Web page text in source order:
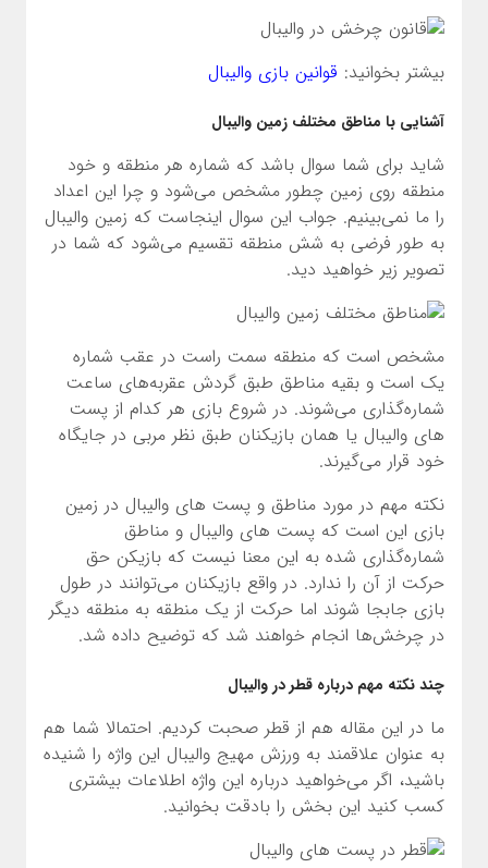
بیشتر بخوانید: قوانین بازی والیبال
آشنایی با مناطق مختلف زمین والیبال
شاید برای شما سوال باشد که شماره هر منطقه و خود
منطقه روی زمین چطور مشخص می‌شود و چرا این اعداد
را ما نمی‌بینیم. جواب این سوال اینجاست که زمین والیبال
به طور فرضی به شش منطقه تقسیم می‌شود که شما در
تصویر زیر خواهید دید.
مشخص است که منطقه سمت راست در عقب شماره
یک است و بقیه مناطق طبق گردش عقربه‌های ساعت
شماره‌گذاری می‌شوند. در شروع بازی هر کدام از پست
های والیبال یا همان بازیکنان طبق نظر مربی در جایگاه
خود قرار می‌گیرند.
نکته مهم در مورد مناطق و پست های والیبال در زمین
بازی این است که پست های والیبال و مناطق
شماره‌گذاری شده به این معنا نیست که بازیکن حق
حرکت از آن را ندارد. در واقع بازیکنان می‌توانند در طول
بازی جابجا شوند اما حرکت از یک منطقه به منطقه دیگر
در چرخش‌ها انجام خواهند شد که توضیح داده شد.
چند نکته مهم درباره قطر در والیبال
ما در این مقاله هم از قطر صحبت کردیم. احتمالا شما هم
به عنوان علاقمند به ورزش مهیج والیبال این واژه را شنیده
باشید، اگر می‌خواهید درباره این واژه اطلاعات بیشتری
کسب کنید این بخش را بادقت بخوانید.